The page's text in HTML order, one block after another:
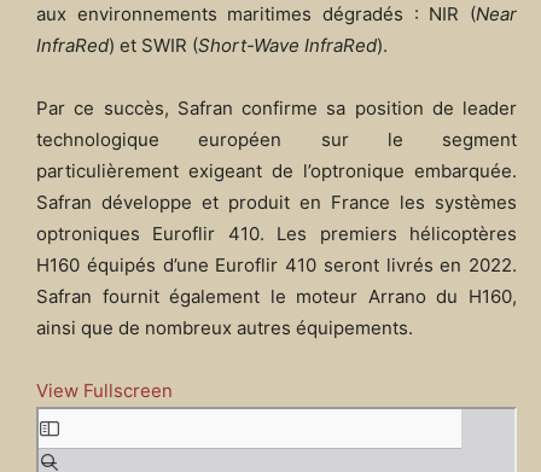
aux environnements maritimes dégradés : NIR (Near
InfraRed) et SWIR (Short-Wave InfraRed).
Par ce succès, Safran confirme sa position de leader
technologique européen sur le segment
particulièrement exigeant de l’optronique embarquée.
Safran développe et produit en France les systèmes
optroniques Euroflir 410. Les premiers hélicoptères
H160 équipés d’une Euroflir 410 seront livrés en 2022.
Safran fournit également le moteur Arrano du H160,
ainsi que de nombreux autres équipements.
View Fullscreen
A
l